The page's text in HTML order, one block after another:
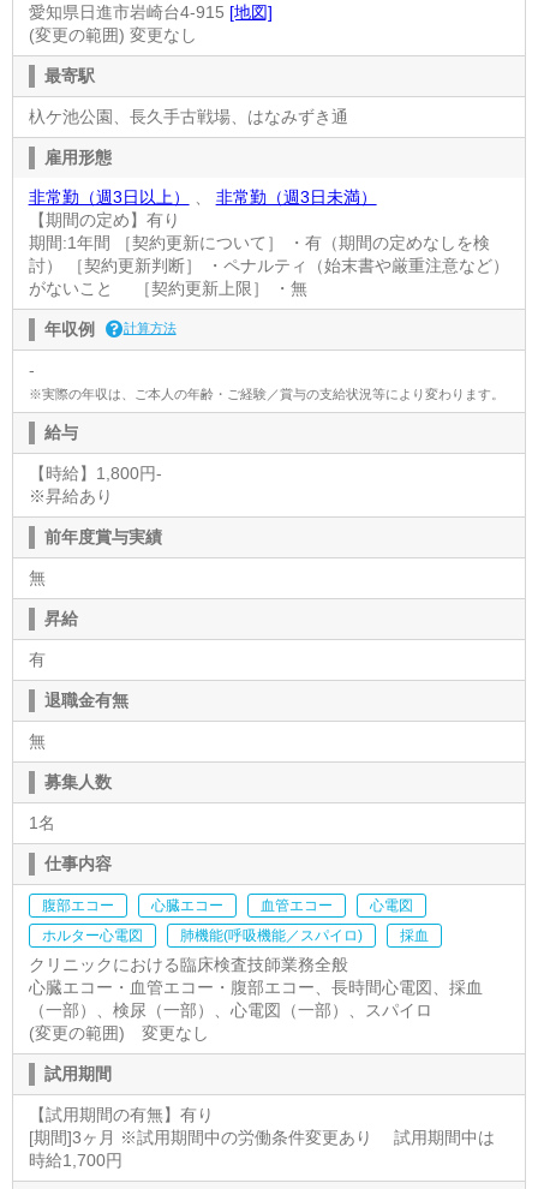
愛知県日進市岩崎台4-915 [地図]
(変更の範囲) 変更なし
最寄駅
杁ケ池公園、長久手古戦場、はなみずき通
雇用形態
非常勤（週3日以上）
非常勤（週3日未満）
【期間の定め】有り
期間:1年間 ［契約更新について］ ・有（期間の定めなしを検
討） ［契約更新判断］ ・ペナルティ（始末書や厳重注意など）
がないこと ［契約更新上限］ ・無
年収例 計算方法
-
※実際の年収は、ご本人の年齢・ご経験／賞与の支給状況等により変わります。
給与
【時給】1,800円-
※昇給あり
前年度賞与実績
無
昇給
有
退職金有無
無
募集人数
1名
仕事内容
腹部エコー 心臓エコー 血管エコー
心電図
ホルター心電図
肺機能(呼吸機能／スパイロ) 採血
クリニックにおける臨床検査技師業務全般
心臓エコー・血管エコー・腹部エコー、長時間心電図、採血
（一部）、検尿（一部）、心電図（一部）、スパイロ
(変更の範囲) 変更なし
試用期間
【試用期間の有無】有り
[期間]3ヶ月 ※試用期間中の労働条件変更あり 試用期間中は
時給1,700円